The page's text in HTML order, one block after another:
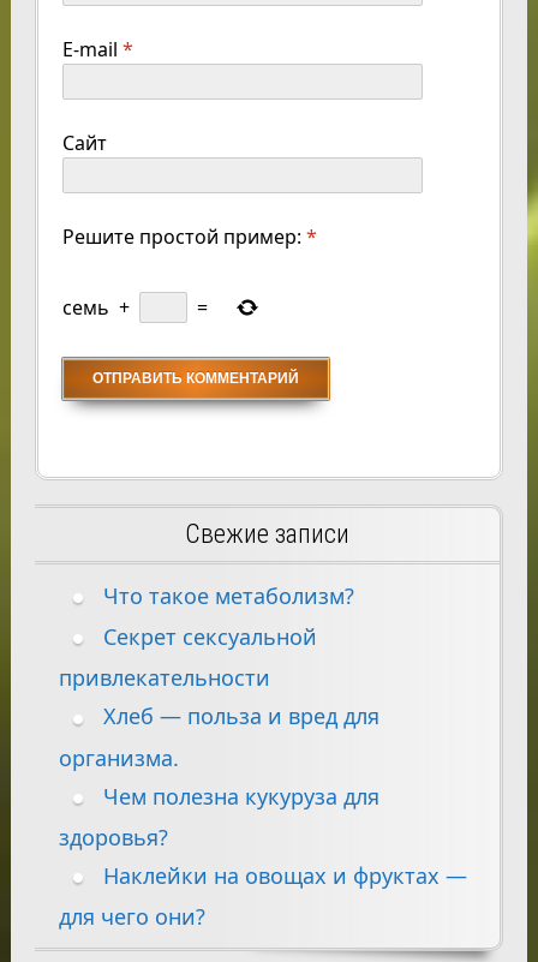
E-mail *
Сайт
Решите простой пример: *
семь + =
Свежие записи
Что такое метаболизм?
Секрет сексуальной
привлекательности
Хлеб — польза и вред для
организма.
Чем полезна кукуруза для
здоровья?
Наклейки на овощах и фруктах —
для чего они?